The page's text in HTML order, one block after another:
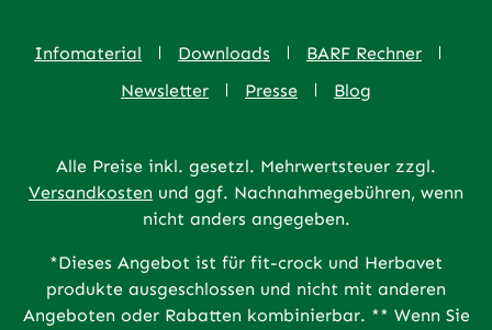
Infomaterial Downloads
BARF Rechner
Newsletter
Presse Blog
Alle Preise inkl. gesetzl. Mehrwertsteuer zzgl.
Versandkosten und ggf. Nachnahmegebühren, wenn
nicht anders angegeben.
*Dieses Angebot ist für fit-crock und Herbavet
produkte ausgeschlossen und nicht mit anderen
Angeboten oder Rabatten kombinierbar. ** Wenn Sie